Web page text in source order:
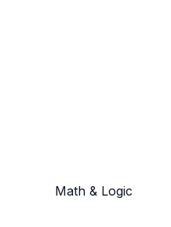
Math & Logic